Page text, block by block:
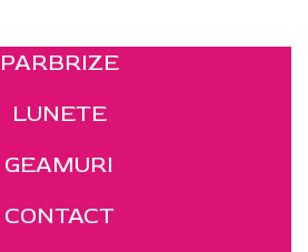
PARBRIZE
LUNETE
GEAMURI
CONTACT